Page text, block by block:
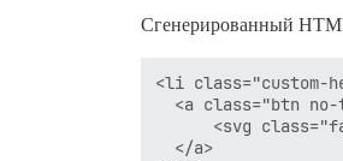
Сгенерированный
<li class="custom-
<a class="btn
<svg
  </a>